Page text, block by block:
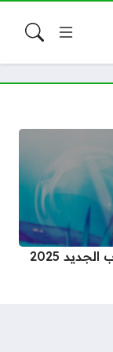
2025